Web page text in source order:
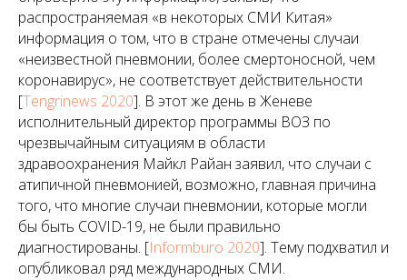
распространяемая «в некоторых СМИ Китая»
информация о том, что в стране отмечены случаи
«неизвестной пневмонии, более смертоносной, чем
коронавирус», не соответствует действительности
[Tengrinews 2020]. В этот же день в Женеве
исполнительный директор программы ВОЗ по
чрезвычайным ситуациям в области
здравоохранения Майкл Райан заявил, что случаи с
атипичной пневмонией, возможно, главная причина
того, что многие случаи пневмонии, которые могли
бы быть COVID-19, не были правильно
диагностированы. [Informburo 2020]. Тему подхватил и
опубликовал ряд международных СМИ.